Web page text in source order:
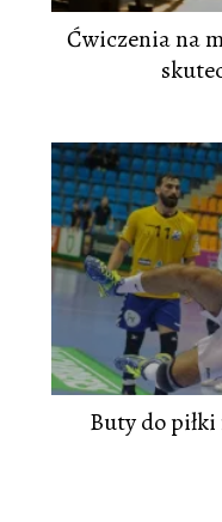
Ćwiczenia na
Buty do